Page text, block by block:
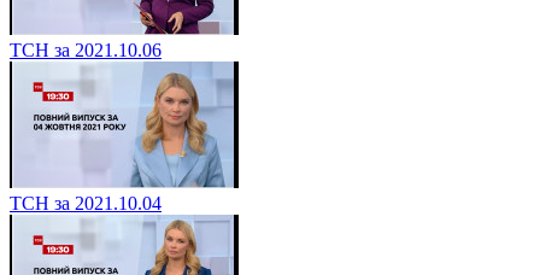
ТСН за 2021.10.06
ТСН за 2021.10.04